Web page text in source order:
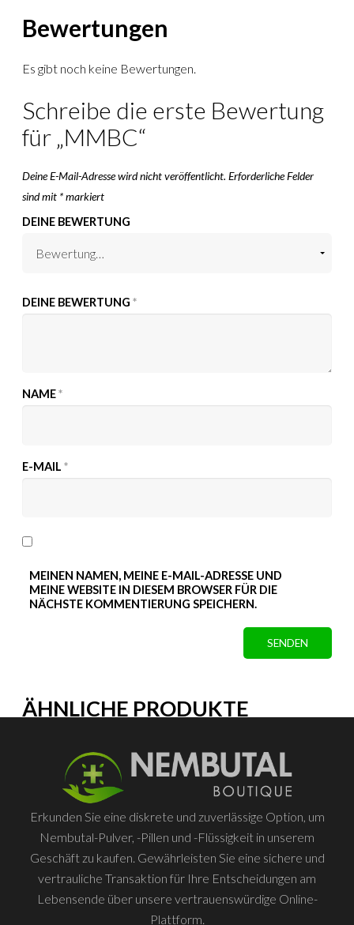
Bewertungen
Es gibt noch keine Bewertungen.
Schreibe die erste Bewertung
für „MMBC“
Deine E-Mail-Adresse wird nicht veröffentlicht. Erforderliche Felder
sind mit *markiert
DEINE BEWERTUNG
DEINE BEWERTUNG*
NAME*
E-MAIL*
MEINEN NAMEN, MEINE E-MAIL-ADRESSE UND
MEINE WEBSITE IN DIESEM BROWSER FÜR DIE
NÄCHSTE KOMMENTIERUNG SPEICHERN.
ÄHNLICHE PRODUKTE
Erkunden Sie eine diskrete und zuverlässige Option, um
Nembutal-Pulver, -Pillen und -Flüssigkeit in unserem
Geschäft zu kaufen. Gewährleisten Sie eine sichere und
vertrauliche Transaktion für Ihre Entscheidungen am
Lebensende über unsere vertrauenswürdige Online-
Plattform.